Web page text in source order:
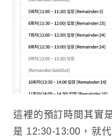
這裡的預訂時間其實
是 12:30-13:00，就